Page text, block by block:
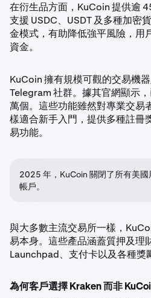
在衍生品方面，KuCoin 提供逾
支援 USDC、USDT 及多種加密
金模式，有助降低強平風險，用
資金。
KuCoin 擁有規模可觀的交易機
Telegram 社群。據其官網顯示
萬個。這些功能雖然對專業交易
樣適合新手入門，提供多種註冊
易功能。
2025 年，KuCoin 關閉了所有美
帳戶。
與大多數主流交易所一樣，
易本身。這些產品涵蓋質押及理
Launchpad、支付卡以及各種獎
為何客戶選擇 Kraken 而非